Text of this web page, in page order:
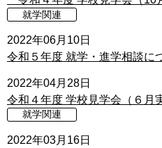
就学関連
2022年06月10日
令和５年度 就学・進学相談に
2022年04月28日
令和４年度 学校見学会（６月
就学関連
2022年03月16日